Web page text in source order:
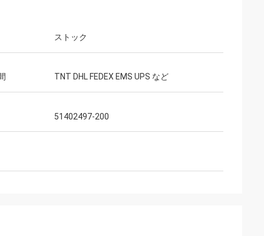
ストック
TNT DHL FEDEX EMS UPS など
51402497-200